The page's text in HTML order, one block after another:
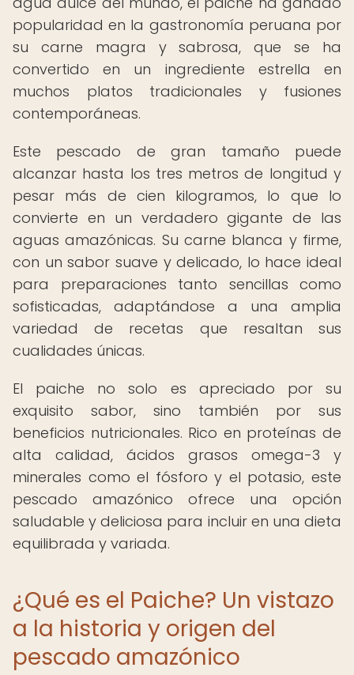
popularidad en la gastronomía peruana por
su carne magra y sabrosa, que se ha
convertido en un ingrediente estrella en
muchos platos tradicionales y fusiones
contemporáneas.
Este pescado de gran tamaño puede
alcanzar hasta los tres metros de longitud y
pesar más de cien kilogramos, lo que lo
convierte en un verdadero gigante de las
aguas amazónicas. Su carne blanca y firme,
con un sabor suave y delicado, lo hace ideal
para preparaciones tanto sencillas como
sofisticadas, adaptándose a una amplia
variedad de recetas que resaltan sus
cualidades únicas.
El paiche no solo es apreciado por su
exquisito sabor, sino también por sus
beneficios nutricionales. Rico en proteínas de
alta calidad, ácidos grasos omega-3 y
minerales como el fósforo y el potasio, este
pescado amazónico ofrece una opción
saludable y deliciosa para incluir en una dieta
equilibrada y variada.
¿Qué es el Paiche? Un vistazo
a la historia y origen del
pescado amazónico